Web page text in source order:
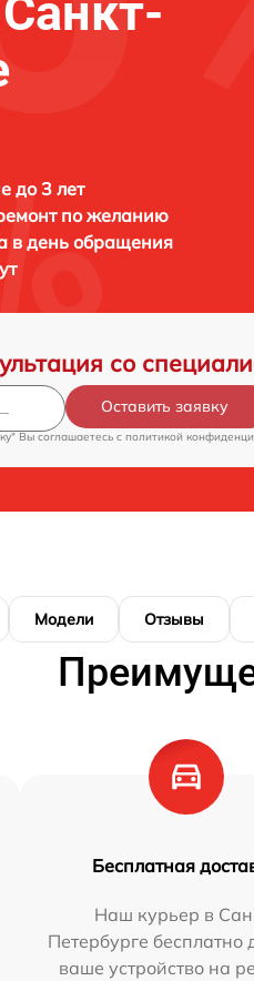
до 3 лет
по желанию
в день обращения
со
Оставить заявку
Вы соглашаетесь c политикой
Модели Отзывы
Бесплатная
Наш курьер в
Петербурге бесплатно
ваше устройство на